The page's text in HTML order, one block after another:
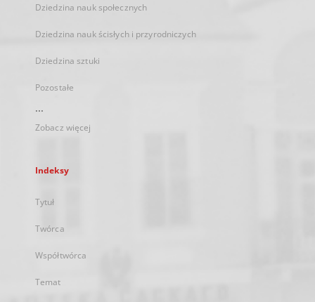
Dziedzina nauk społecznych
Dziedzina nauk ścisłych i przyrodniczych
Dziedzina sztuki
Pozostałe
...
Zobacz więcej
Indeksy
Tytuł
Twórca
Współtwórca
Temat